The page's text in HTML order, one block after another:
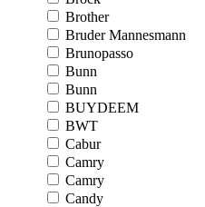
Brother
Bruder Mannesmann
Brunopasso
Bunn
Bunn
BUYDEEM
BWT
Cabur
Camry
Camry
Candy